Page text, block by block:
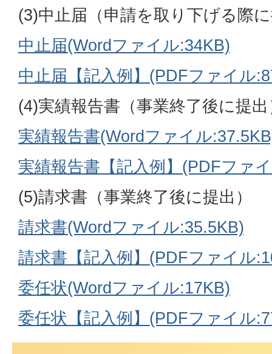
(3)中止届（申請を取り下げる際
中止届(Wordファイル:34KB)
中止届【記入例】(PDFファイル
(4)実績報告書（事業終了後に提出
実績報告書(Wordファイル
実績報告書【記入例】(PDFファ
(5)請求書（事業終了後に提出）
請求書(Wordファイル:35.5KB)
請求書【記入例】(PDFファイル
委任状(Wordファイル:17KB)
委任状【記入例】(PDFファイル